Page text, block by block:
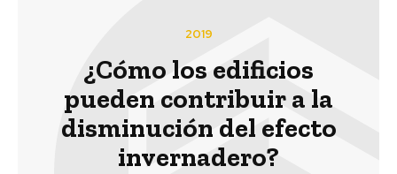
2019
¿Cómo los edificios
pueden contribuir a la
disminución del efecto
invernadero?